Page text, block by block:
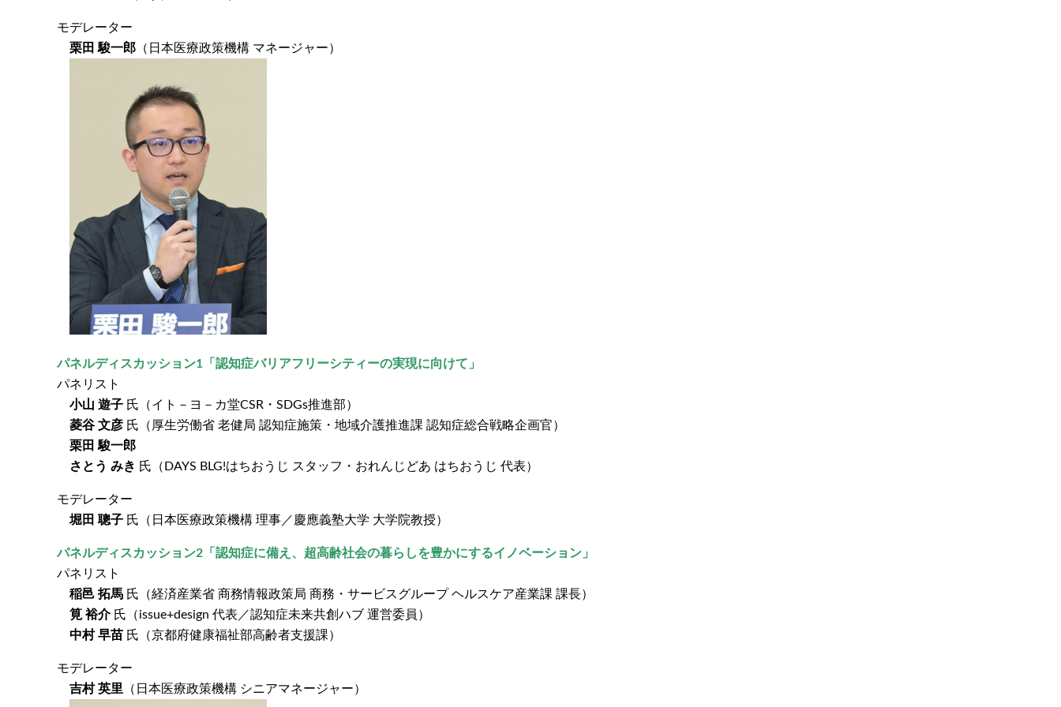
モデレーター
栗田 駿一郎 （日本医療政策機構 マネージャー）
パネルディスカッション1「認知症バリアフリーシティーの実現に向けて」
パネリスト
小山 遊子 氏（イト－ヨ－カ堂CSR・SDGs推進部）
菱谷 文彦 氏（厚生労働省 老健局 認知症施策・地域介護推進課 認知症総合戦略企画官）
栗田 駿一郎
さとう みき 氏（DAYS BLG!はちおうじ スタッフ・おれんじどあ はちおうじ 代表）
モデレーター
堀田 聰子 氏（日本医療政策機構 理事／慶應義塾大学 大学院教授）
パネルディスカッション2「認知症に備え、超高齢社会の暮らしを豊かにするイノベーション」
パネリスト
稲邑 拓馬 氏（経済産業省 商務情報政策局 商務・サービスグループ ヘルスケア産業課 課長）
筧 裕介氏（issue+design 代表／認知症未来共創ハブ 運営委員）
中村 早苗 氏（京都府健康福祉部高齢者支援課）
モデレーター
吉村 英里 （日本医療政策機構 シニアマネージャー）